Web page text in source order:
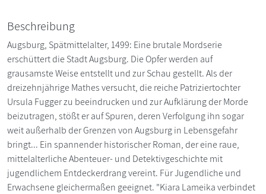
Beschreibung
Augsburg, Spätmittelalter, 1499: Eine brutale Mordserie
erschüttert die Stadt Augsburg. Die Opfer werden auf
grausamste Weise entstellt und zur Schau gestellt. Als der
dreizehnjährige Mathes versucht, die reiche Patriziertochter
Ursula Fugger zu beeindrucken und zur Aufklärung der Morde
beizutragen, stößt er auf Spuren, deren Verfolgung ihn sogar
weit außerhalb der Grenzen von Augsburg in Lebensgefahr
bringt... Ein spannender historischer Roman, der eine raue,
mittelalterliche Abenteuer- und Detektivgeschichte mit
jugendlichem Entdeckerdrang vereint. Für Jugendliche und
Erwachsene gleichermaßen geeignet. "Kiara Lameika verbindet